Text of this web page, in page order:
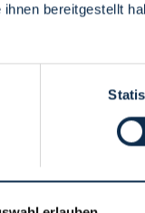
bereitgestellt